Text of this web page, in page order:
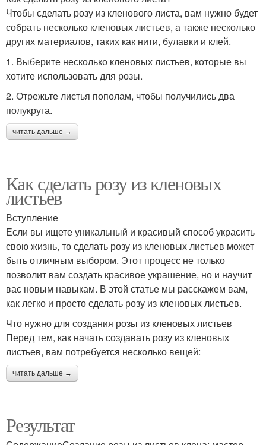
Чтобы сделать розу из кленового листа, вам нужно будет
собрать несколько кленовых листьев, а также несколько
других материалов, таких как нити, булавки и клей.
1. Выберите несколько кленовых листьев, которые вы
хотите использовать для розы.
2. Отрежьте листья пополам, чтобы получились два
полукруга.
читать дальше →
Как сделать розу из кленовых
листьев
Вступление
Если вы ищете уникальный и красивый способ украсить
свою жизнь, то сделать розу из кленовых листьев может
быть отличным выбором. Этот процесс не только
позволит вам создать красивое украшение, но и научит
вас новым навыкам. В этой статье мы расскажем вам,
как легко и просто сделать розу из кленовых листьев.
Что нужно для создания розы из кленовых листьев
Перед тем, как начать создавать розу из кленовых
листьев, вам потребуется несколько вещей:
читать дальше →
Результат